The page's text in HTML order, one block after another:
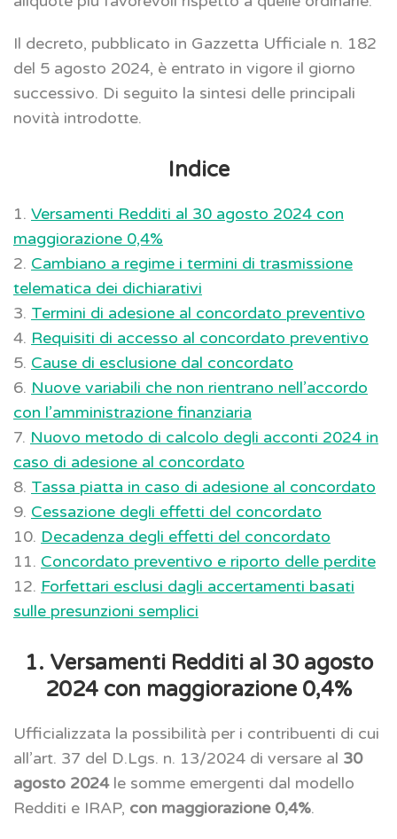
Il decreto, pubblicato in Gazzetta Ufficiale n. 182
del 5 agosto 2024, è entrato in vigore il giorno
successivo. Di seguito la sintesi delle principali
novità introdotte.
Indice
1. Versamenti Redditi al 30 agosto 2024 con
maggiorazione 0,4%
2. Cambiano a regime i termini di trasmissione
telematica dei dichiarativi
3. Termini di adesione al concordato preventivo
4. Requisiti di accesso al concordato preventivo
5. Cause di esclusione dal concordato
6. Nuove variabili che non rientrano nell’accordo
con l’amministrazione finanziaria
7. Nuovo metodo di calcolo degli acconti 2024 in
caso di adesione al concordato
8. Tassa piatta in caso di adesione al concordato
9. Cessazione degli effetti del concordato
10. Decadenza degli effetti del concordato
11. Concordato preventivo e riporto delle perdite
12. Forfettari esclusi dagli accertamenti basati
sulle presunzioni semplici
1. Versamenti Redditi al 30 agosto
2024 con maggiorazione 0,4%
Ufficializzata la possibilità per i contribuenti di cui
all’art. 37 del D.Lgs. n. 13/2024 di versare al 30
agosto 2024le somme emergenti dal modello
Redditi e IRAP, con maggiorazione 0,4%.